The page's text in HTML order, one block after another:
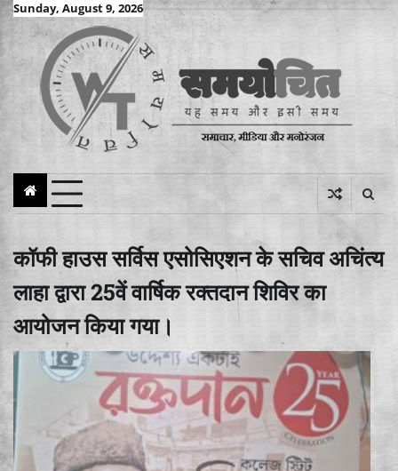
Skip
to
content
Sunday, August 9, 2026
कॉफी हाउस सर्विस एसोसिएशन के सचिव अचिंत्य
लाहा द्वारा 25वें वार्षिक रक्तदान शिविर का
आयोजन किया गया।